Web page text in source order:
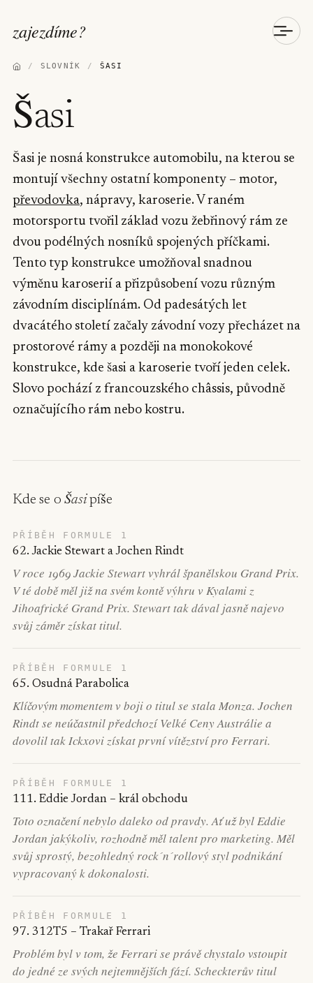
zajezdíme?
/ SLOVNÍK / ŠASI
Šasi
Šasi je nosná konstrukce automobilu, na kterou se
montují všechny ostatní komponenty – motor,
převodovka, nápravy, karoserie. V raném
motorsportu tvořil základ vozu žebřinový rám ze
dvou podélných nosníků spojených příčkami.
Tento typ konstrukce umožňoval snadnou
výměnu karoserií a přizpůsobení vozu různým
závodním disciplínám. Od padesátých let
dvacátého století začaly závodní vozy přecházet na
prostorové rámy a později na monokokové
konstrukce, kde šasi a karoserie tvoří jeden celek.
Slovo pochází z francouzského châssis, původně
označujícího rám nebo kostru.
Kde se oŠasipíše
PŘÍBĚH FORMULE 1
62. Jackie Stewart a Jochen Rindt
V roce 1969 Jackie Stewart vyhrál španělskou Grand Prix.
V té době měl již na svém kontě výhru v Kyalami z
Jihoafrické Grand Prix. Stewart tak dával jasně najevo
svůj záměr získat titul.
PŘÍBĚH FORMULE 1
65. Osudná Parabolica
Klíčovým momentem v boji o titul se stala Monza. Jochen
Rindt se neúčastnil předchozí Velké Ceny Austrálie a
dovolil tak Ickxovi získat první vítězství pro Ferrari.
PŘÍBĚH FORMULE 1
111. Eddie Jordan – král obchodu
Toto označení nebylo daleko od pravdy. Ať už byl Eddie
Jordan jakýkoliv, rozhodně měl talent pro marketing. Měl
svůj sprostý, bezohledný rock´n´rollový styl podnikání
vypracovaný k dokonalosti.
PŘÍBĚH FORMULE 1
97. 312T5 – Trakař Ferrari
Problém byl v tom, že Ferrari se právě chystalo vstoupit
do jedné ze svých nejtemnějších fází. Scheckterův titul